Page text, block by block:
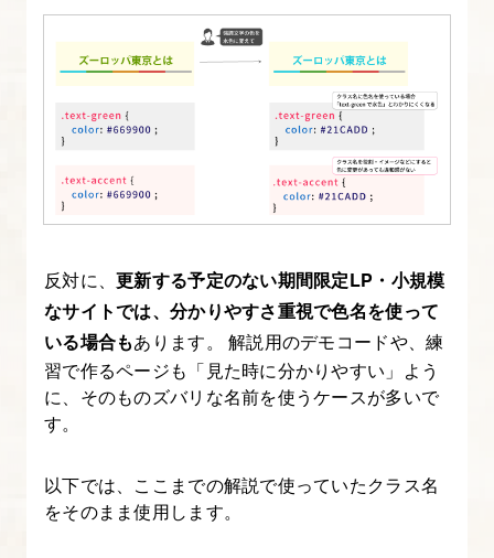
反対に、更新する予定のない期間限定LP・小規模
なサイトでは、分かりやすさ重視で色名を使って
いる場合もあります。 解説用のデモコードや、練
習で作るページも「見た時に分かりやすい」よう
に、そのものズバリな名前を使うケースが多いで
す。
以下では、ここまでの解説で使っていたクラス名
をそのまま使用します。